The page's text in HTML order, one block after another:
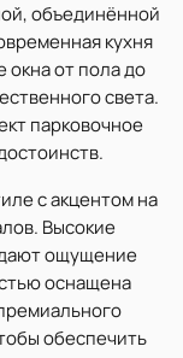
объединённой
кухня
от пола до
света.
парковочное
с акцентом на
Высокие
ощущение
оснащена
обеспечить